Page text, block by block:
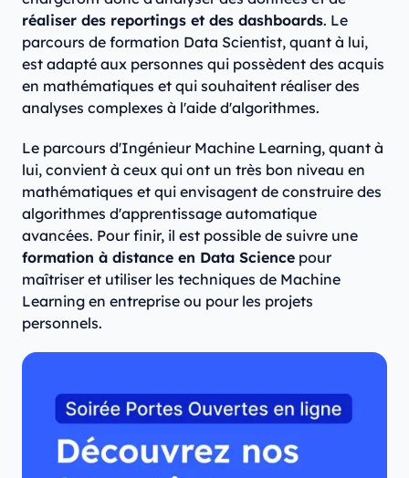
réaliser des reportings et des dashboards. Le
parcours de formation Data Scientist, quant à lui,
est adapté aux personnes qui possèdent des acquis
en mathématiques et qui souhaitent réaliser des
analyses complexes à l'aide d'algorithmes.
Le parcours d'Ingénieur Machine Learning, quant à
lui, convient à ceux qui ont un très bon niveau en
mathématiques et qui envisagent de construire des
algorithmes d'apprentissage automatique
avancées. Pour finir, il est possible de suivre une
formation à distance en Data Science pour
maîtriser et utiliser les techniques de Machine
Learning en entreprise ou pour les projets
personnels.